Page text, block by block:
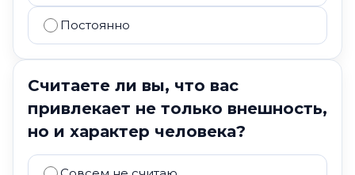
Постоянно
Считаете ли вы, что вас
привлекает не только внешность,
но и характер человека?